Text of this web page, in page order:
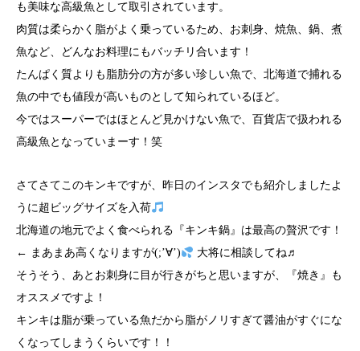
も美味な高級魚として取引されています。
肉質は柔らかく脂がよく乗っているため、お刺身、焼魚、鍋、煮
魚など、どんなお料理にもバッチリ合います！
たんぱく質よりも脂肪分の方が多い珍しい魚で、北海道で捕れる
魚の中でも値段が高いものとして知られているほど。
今ではスーパーではほとんど見かけない魚で、百貨店で扱われる
高級魚となっていまーす！笑
さてさてこのキンキですが、昨日のインスタでも紹介しましたよ
うに超ビッグサイズを入荷
北海道の地元でよく食べられる『キンキ鍋』は最高の贅沢です！
← まあまあ高くなりますが(;’∀’)
大将に相談してね♬
そうそう、あとお刺身に目が行きがちと思いますが、『焼き』も
オススメですよ！
キンキは脂が乗っている魚だから脂がノリすぎて醤油がすぐにな
くなってしまうくらいです！！